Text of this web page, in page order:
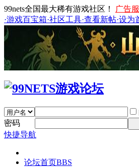
99nets全国最大稀有游戏社区！
广告
·游戏百宝箱·社区工具·查看新帖·设为
密码
快捷导航
论坛首页BBS